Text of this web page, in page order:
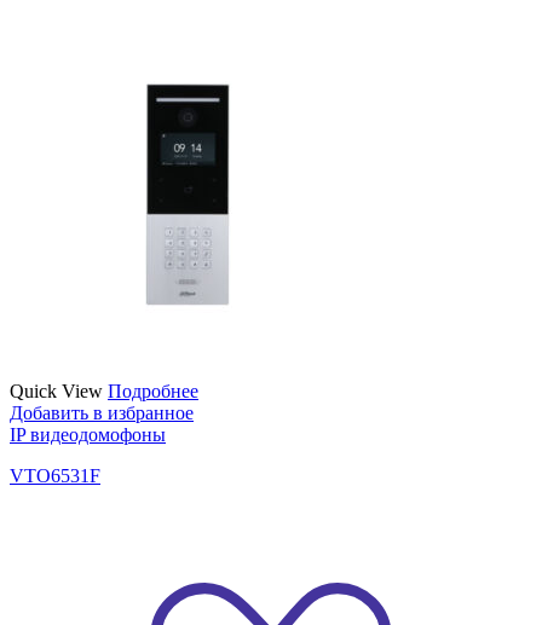
Quick View Подробнее
Добавить в избранное
IP видеодомофоны
VTO6531F